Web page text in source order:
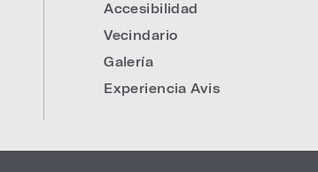
Accesibilidad
Vecindario
Galería
Experiencia Avis